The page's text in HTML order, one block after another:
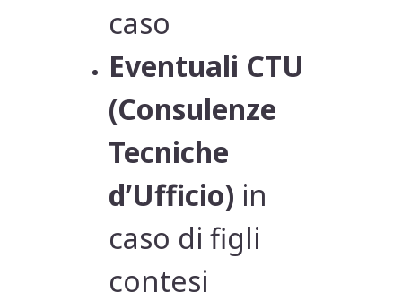
caso
Eventuali CTU
(Consulenze
Tecniche
d’Ufficio) in
caso di figli
contesi